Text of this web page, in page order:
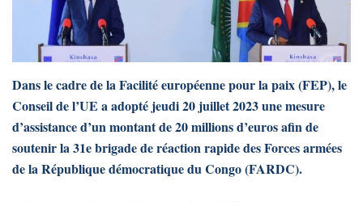
Dans le cadre de la Facilité européenne pour la paix (FEP), le
Conseil de l’UE a adopté jeudi 20 juillet 2023 une mesure
d’assistance d’un montant de 20 millions d’euros afin de
soutenir la 31e brigade de réaction rapide des Forces armées
de la République démocratique du Congo (FARDC).